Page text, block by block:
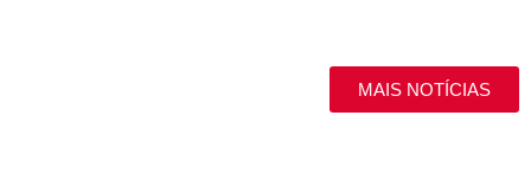
MAIS NOTÍCIAS